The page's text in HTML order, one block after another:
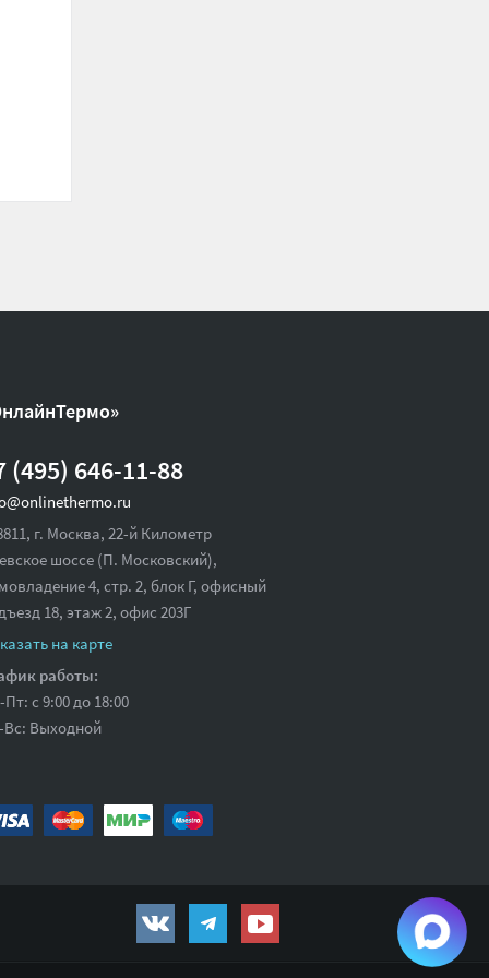
(495) 646-11-88
г. Москва, 22-й Километр
шоссе (П. Московский),
4, стр. 2, блок Г, офисный
18,этаж 2, офис 203Г
на карте
работы:
с 9:00 до 18:00
Вс: Выходной